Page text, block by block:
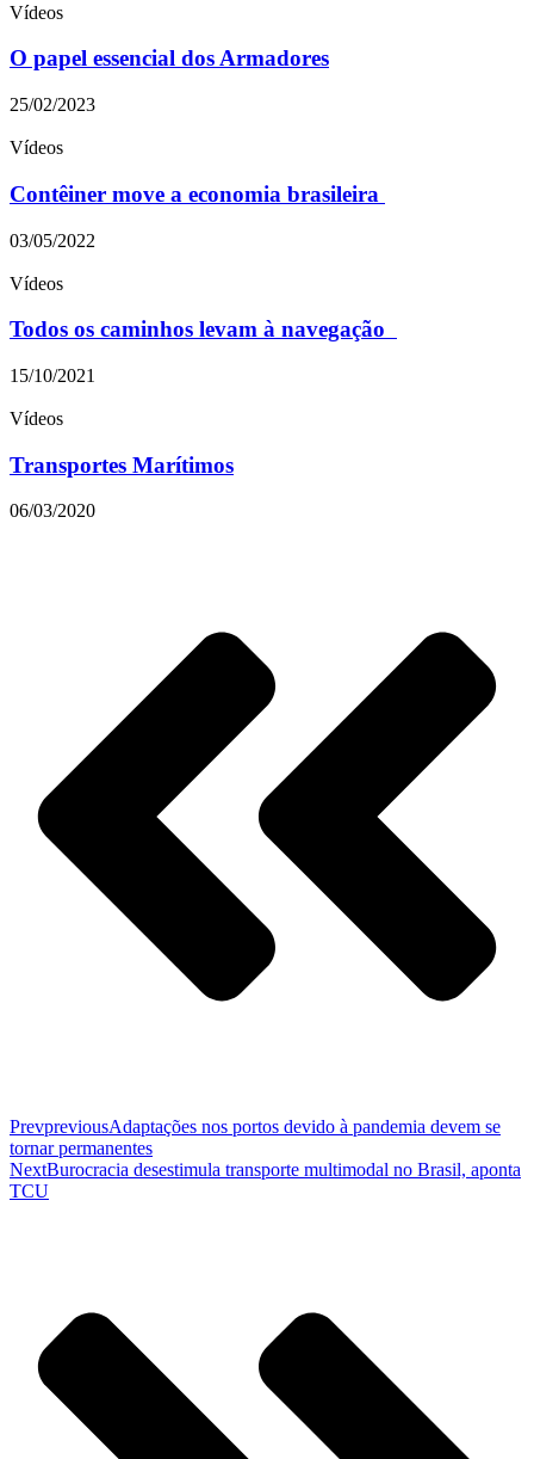
Vídeos
O papel essencial dos Armadores
25/02/2023
Vídeos
Contêiner move a economia brasileira
03/05/2022
Vídeos
Todos os caminhos levam à navegação
15/10/2021
Vídeos
Transportes Marítimos
06/03/2020
PrevpreviousAdaptações nos portos devido à pandemia devem se
tornar permanentes
NextBurocracia desestimula transporte multimodal no Brasil, aponta
TCU